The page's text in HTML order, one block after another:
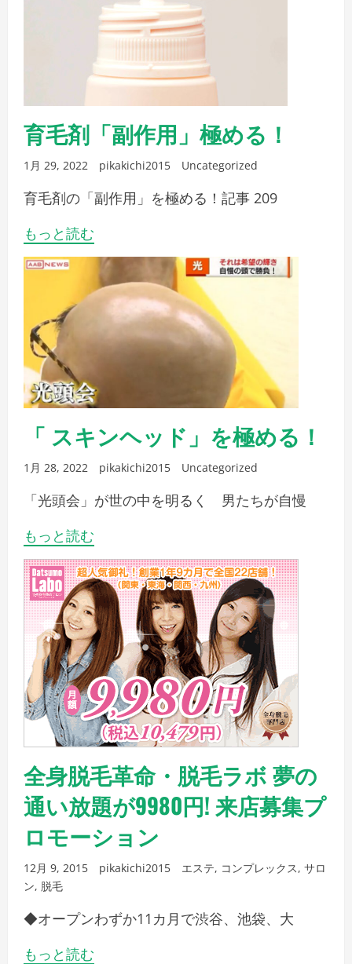
育毛剤「副作用」極める！
1月 29, 2022 pikakichi2015 Uncategorized
育毛剤の「副作用」を極める！記事 209
もっと読む
「 スキンヘッド」を極める！
1月 28, 2022 pikakichi2015 Uncategorized
「光頭会」が世の中を明るく 男たちが自慢
もっと読む
全身脱毛革命・脱毛ラボ 夢の
通い放題が9980円! 来店募集プ
ロモーション
12月 9, 2015 pikakichi2015 エステ, コンプレックス, サロ
ン, 脱毛
◆オープンわずか11カ月で渋谷、池袋、大
もっと読む